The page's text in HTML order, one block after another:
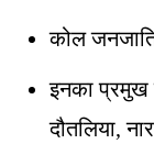
कोल
इनका प्रमुख
दौतलिया,